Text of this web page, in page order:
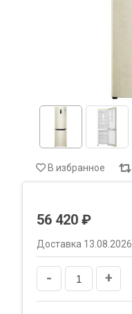
В избранное
56 420 ₽
Доставка 13.08.2026
- +